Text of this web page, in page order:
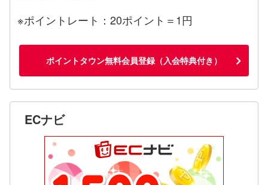
※ポイントレート：20ポイント＝1円
ポイントタウン無料会員登録（入会特典付き）
ECナビ